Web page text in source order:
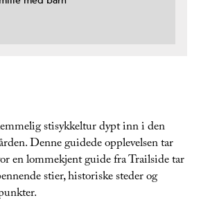
stisykkeltur dypt inn i den
Denne guidede opplevelsen tar
en lommekjent guide fra Trailside tar
stier, historiske steder og